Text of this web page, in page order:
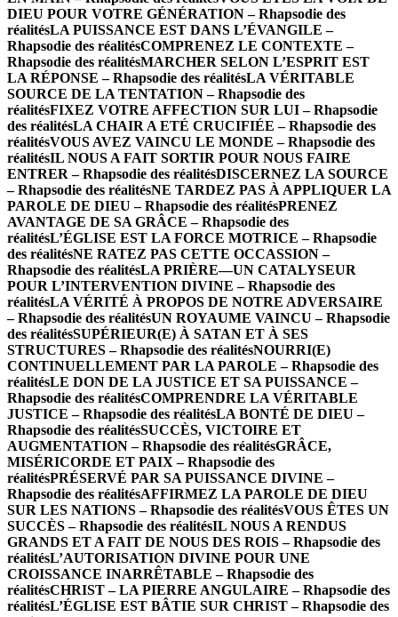
DIEU POUR VOTRE GÉNÉRATION – Rhapsodie des
réalitésLA PUISSANCE EST DANS L’ÉVANGILE –
Rhapsodie des réalitésCOMPRENEZ LE CONTEXTE –
Rhapsodie des réalitésMARCHER SELON L’ESPRIT EST
LA RÉPONSE – Rhapsodie des réalitésLA VÉRITABLE
SOURCE DE LA TENTATION – Rhapsodie des
réalitésFIXEZ VOTRE AFFECTION SUR LUI – Rhapsodie
des réalitésLA CHAIR A ETÉ CRUCIFIÉE – Rhapsodie des
réalitésVOUS AVEZ VAINCU LE MONDE – Rhapsodie des
réalitésIL NOUS A FAIT SORTIR POUR NOUS FAIRE
ENTRER – Rhapsodie des réalitésDISCERNEZ LA SOURCE
– Rhapsodie des réalitésNE TARDEZ PAS À APPLIQUER LA
PAROLE DE DIEU – Rhapsodie des réalitésPRENEZ
AVANTAGE DE SA GRÂCE – Rhapsodie des
réalitésL’ÉGLISE EST LA FORCE MOTRICE – Rhapsodie
des réalitésNE RATEZ PAS CETTE OCCASSION –
Rhapsodie des réalitésLA PRIÈRE—UN CATALYSEUR
POUR L’INTERVENTION DIVINE – Rhapsodie des
réalitésLA VÉRITÉ À PROPOS DE NOTRE ADVERSAIRE
– Rhapsodie des réalitésUN ROYAUME VAINCU – Rhapsodie
des réalitésSUPÉRIEUR(E) À SATAN ET À SES
STRUCTURES – Rhapsodie des réalitésNOURRI(E)
CONTINUELLEMENT PAR LA PAROLE – Rhapsodie des
réalitésLE DON DE LA JUSTICE ET SA PUISSANCE –
Rhapsodie des réalitésCOMPRENDRE LA VÉRITABLE
JUSTICE – Rhapsodie des réalitésLA BONTÉ DE DIEU –
Rhapsodie des réalitésSUCCÈS, VICTOIRE ET
AUGMENTATION – Rhapsodie des réalitésGRÂCE,
MISÉRICORDE ET PAIX – Rhapsodie des
réalitésPRÉSERVÉ PAR SA PUISSANCE DIVINE –
Rhapsodie des réalitésAFFIRMEZ LA PAROLE DE DIEU
SUR LES NATIONS – Rhapsodie des réalitésVOUS ÊTES UN
SUCCÈS – Rhapsodie des réalitésIL NOUS A RENDUS
GRANDS ET A FAIT DE NOUS DES ROIS – Rhapsodie des
réalitésL’AUTORISATION DIVINE POUR UNE
CROISSANCE INARRÊTABLE – Rhapsodie des
réalitésCHRIST – LA PIERRE ANGULAIRE – Rhapsodie des
réalitésL’ÉGLISE EST BÂTIE SUR CHRIST – Rhapsodie des